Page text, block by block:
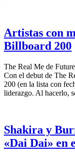
Artistas con
Billboard 200
The Real Me de
Con el debut de The
200 (en la lista con
liderazgo. Al hacerlo,
Shakira y
«Dai Dai» en